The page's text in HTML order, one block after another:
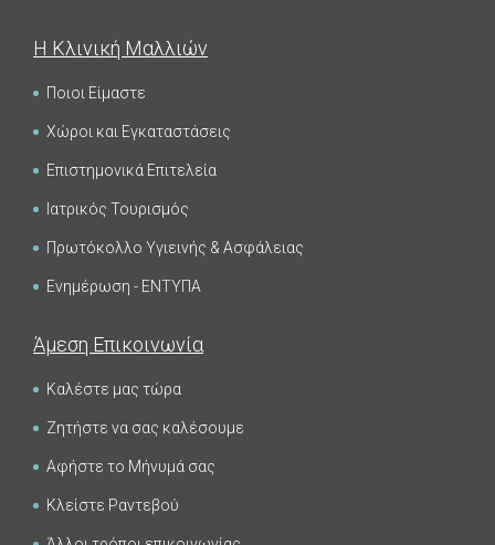
Η Κλινική Μαλλιών
Ποιοι Είμαστε
Χώροι και Εγκαταστάσεις
Επιστημονικά Επιτελεία
Ιατρικός Τουρισμός
Πρωτόκολλο Υγιεινής & Ασφάλειας
Ενημέρωση - ΕΝΤΥΠΑ
Άμεση Επικοινωνία
Καλέστε μας τώρα
Ζητήστε να σας καλέσουμε
Αφήστε το Μήνυμά σας
Κλείστε Ραντεβού